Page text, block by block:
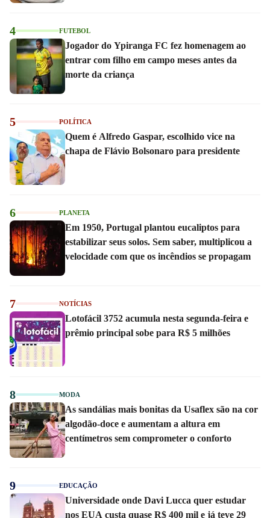
4 FUTEBOL
Jogador do Ypiranga FC fez homenagem ao
entrar com filho em campo meses antes da
morte da criança
5 POLÍTICA
Quem é Alfredo Gaspar, escolhido vice na
chapa de Flávio Bolsonaro para presidente
6 PLANETA
Em 1950, Portugal plantou eucaliptos para
estabilizar seus solos. Sem saber, multiplicou a
velocidade com que os incêndios se propagam
7 NOTÍCIAS
Lotofácil 3752 acumula nesta segunda-feira e
prêmio principal sobe para R$ 5 milhões
8 MODA
As sandálias mais bonitas da Usaflex são na cor
algodão-doce e aumentam a altura em
centímetros sem comprometer o conforto
9 EDUCAÇÃO
Universidade onde Davi Lucca quer estudar
nos EUA custa quase R$ 400 mil e já teve 29